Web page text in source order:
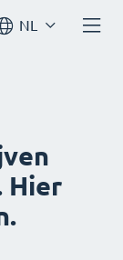
NL
Hier